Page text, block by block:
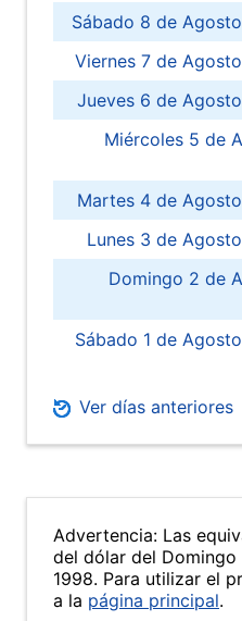
Sábado 8 de
Viernes 7 de
Jueves 6 de
Miércoles 5 de
Martes 4 de
Lunes 3 de
Domingo 2 de
Sábado 1 de
Ver días anteriores
Advertencia: Las
del dólar del
1998. Para utilizar el
a la página principal.